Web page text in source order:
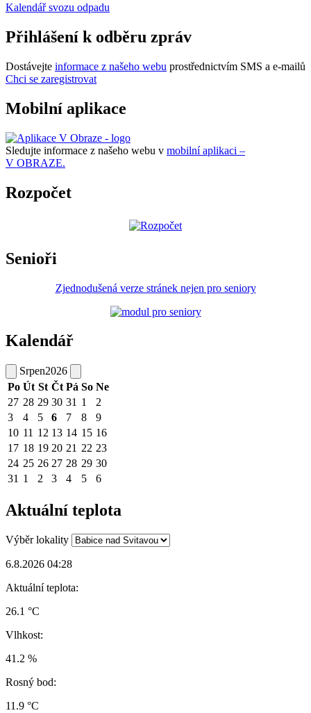
Kalendář svozu odpadu
Přihlášení k odběru zpráv
Dostávejte informace z našeho webu prostřednictvím SMS a e-mailů
Chci se zaregistrovat
Mobilní aplikace
Sledujte informace z našeho webu v mobilní aplikaci –
V OBRAZE.
Rozpočet
Senioři
Zjednodušená verze stránek nejen pro seniory
Kalendář
Srpen2026
Po Út St Čt Pá So Ne
27 28 29 30 31 1
2
3
4 5 6 7 8
9
10 11 12 13 14 15 16
17 18 19 20 21 22 23
24 25 26 27 28 29 30
31 1 2 3 4 5 6
Aktuální teplota
Výběr lokality
6.8.2026 04:28
Aktuální teplota:
26.1 °C
Vlhkost:
41.2 %
Rosný bod:
11.9 °C